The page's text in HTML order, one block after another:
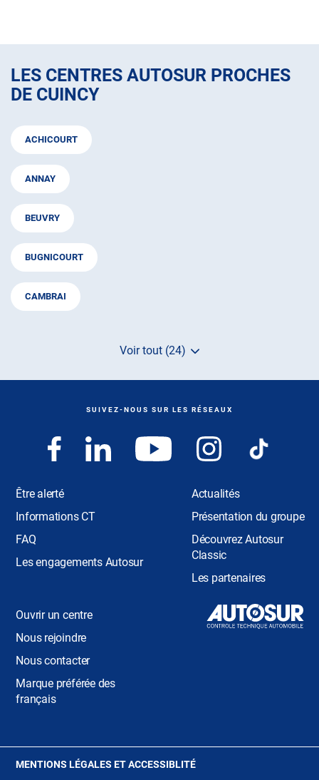
LES CENTRES AUTOSUR PROCHES
DE CUINCY
ACHICOURT
ANNAY
BEUVRY
BUGNICOURT
CAMBRAI
Voir tout (24)
de
de
de
SUIVEZ-NOUS SUR LES RÉSEAUX
Être alerté
Informations CT
FAQ
Les engagements Autosur
Actualités
Présentation du groupe
Découvrez Autosur
Classic
Les partenaires
Ouvrir un centre
Nous rejoindre
Nous contacter
Marque préférée des
français
MENTIONS LÉGALES ET ACCESSIBLITÉ(OUVRE